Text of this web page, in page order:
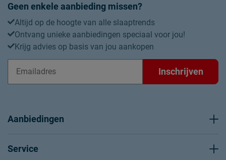
Geen enkele aanbieding missen?
Altijd op de hoogte van alle slaaptrends
Ontvang unieke aanbiedingen speciaal voor jou!
Krijg advies op basis van jou aankopen
Inschrijven
Aanbiedingen
Service